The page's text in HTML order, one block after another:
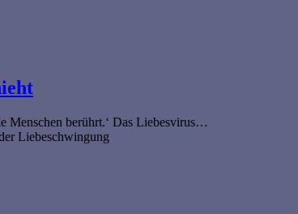
Menschen berührt.‘ Das Liebesvirus…
Liebeschwingung